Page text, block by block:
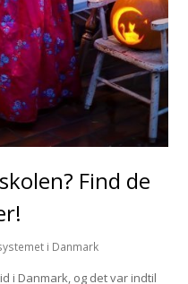
Find de
i Danmark
i Danmark, og det var indtil